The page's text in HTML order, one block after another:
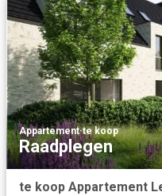
Appartement·te koop
Raadplegen
te koop Appartement